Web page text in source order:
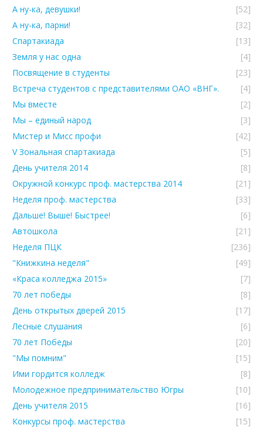
А ну-ка, девушки!
[52]
А ну-ка, парни!
[32]
Спартакиада
[13]
Земля у нас одна
[4]
Посвящение в студенты
[23]
Встреча студентов с представителями ОАО «ВНГ».
[4]
Мы вместе
[2]
Мы – единый народ
[3]
Мистер и Мисс профи
[42]
V Зональная спартакиада
[5]
День учителя 2014
[8]
Окружной конкурс проф. мастерства 2014
[21]
Неделя проф. мастерства
[33]
Дальше! Выше! Быстрее!
[6]
Автошкола
[21]
Неделя ПЦК
[236]
"Книжкина неделя"
[49]
«Краса колледжа 2015»
[7]
70 лет победы
[8]
День открытых дверей 2015
[17]
Лесные слушания
[6]
70 лет Победы
[20]
"Мы помним"
[15]
Ими гордится колледж
[8]
Молодежное предпринимательство Югры
[10]
День учителя 2015
[16]
Конкурсы проф. мастерства
[15]